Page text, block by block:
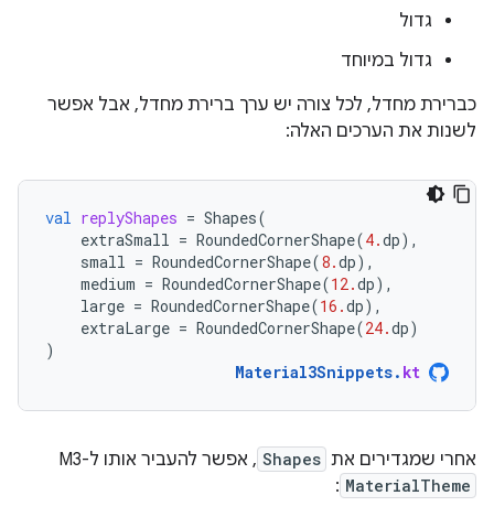
גדול
גדול במיוחד
כברירת מחדל, לכל צורה יש ערך ברירת מחדל, אבל אפשר
לשנות את הערכים האלה:
val replyShapes = Shapes(
extraSmall = RoundedCornerShape(4.dp),
small = RoundedCornerShape(8.dp),
medium = RoundedCornerShape(12.dp),
large = RoundedCornerShape(16.dp),
extraLarge = RoundedCornerShape(24.dp)
)
Material3Snippets. kt
אחרי שמגדירים את Shapes , אפשר להעביר אותו ל-M3
MaterialTheme
: